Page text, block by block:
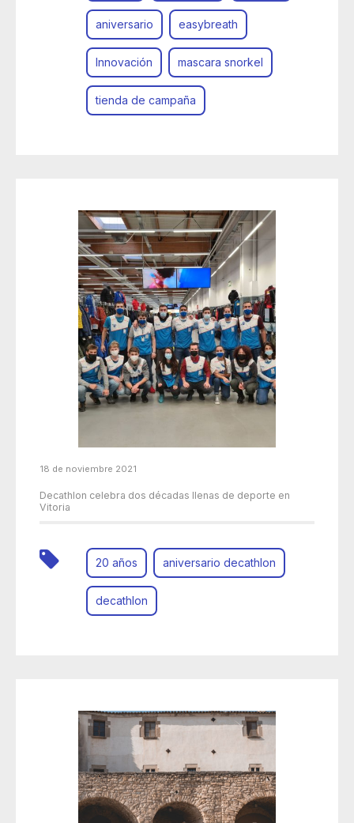
aniversario easybreath
Innovación mascara snorkel
tienda de campaña
18 de noviembre 2021
Decathlon celebra dos décadas llenas de deporte en
Vitoria
20 años aniversario decathlon
decathlon